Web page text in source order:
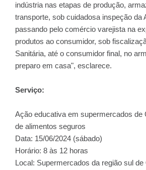
indústria nas etapas de produção,
transporte, sob cuidadosa inspeção da
passando pelo comércio varejista na
produtos ao consumidor, sob
Sanitária, até o consumidor final, no
preparo em casa", esclarece.
Serviço:
Ação educativa em supermercados de
de alimentos seguros
Data: 15/06/2024 (sábado)
Horário: 8 às 12 horas
Local: Supermercados da região sul